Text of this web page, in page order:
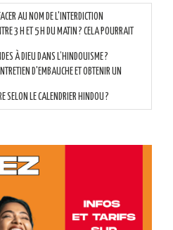
AU NOM DE L'INTERDICTION
3 H ET 5 H DU MATIN ? CELA POURRAIT
À DIEU DANS L’HINDOUISME ?
D'EMBAUCHE ET OBTENIR UN
SELON LE CALENDRIER HINDOU ?